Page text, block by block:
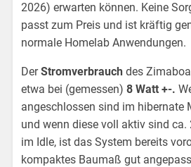
2026) erwarten können. Keine
passt zum Preis und ist kräftig
normale Homelab Anwendungen.
DerStromverbrauchdes
etwa bei (gemessen)8 Watt +-.
angeschlossen sind im hibernate
und wenn diese voll aktiv sind ca.
im Idle, ist das System bereits
kompaktes Baumaß gut